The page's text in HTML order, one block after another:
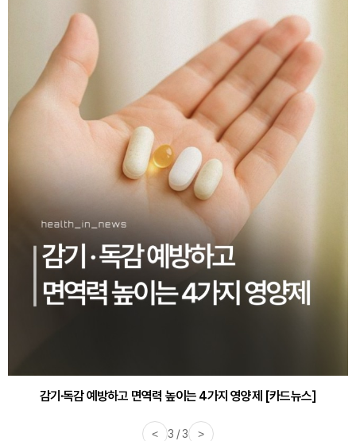
감기·독감 예방하고 면역력 높이는 4가지 영양제 [카드뉴스]
< 3 / 3 >